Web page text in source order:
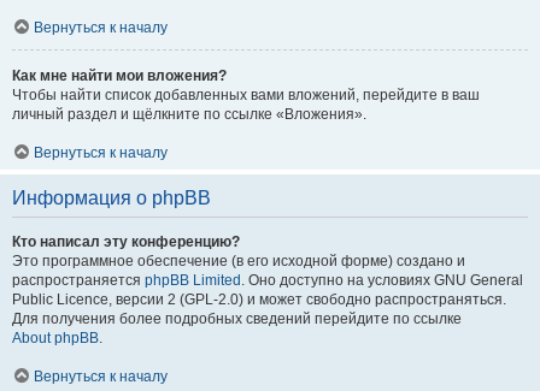
Вернуться к началу
Как мне найти мои вложения?
Чтобы найти список добавленных вами вложений, перейдите в ваш
личный раздел и щёлкните по ссылке «Вложения».
Вернуться к началу
Информация о phpBB
Кто написал эту конференцию?
Это программное обеспечение (в его исходной форме) создано и
распространяется phpBB Limited . Оно доступно на условиях GNU General
Public Licence, версии 2 (GPL-2.0) и может свободно распространяться.
Для получения более подробных сведений перейдите по ссылке
About phpBB.
Вернуться к началу